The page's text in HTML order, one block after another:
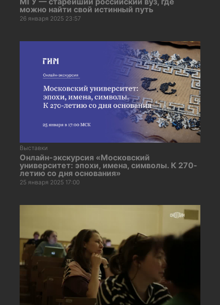
можно найти свой истинный путь
26 января 2025 23:57
Выставки
Онлайн-экскурсия «Московский
университет: эпохи, имена, символы. К 270-
летию со дня основания»
25 января 2025 17:00